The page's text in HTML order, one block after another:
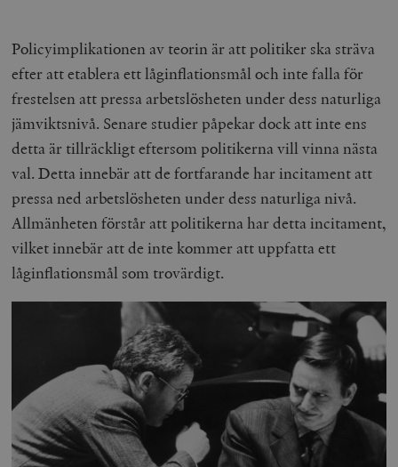
Policyimplikationen av teorin är att politiker ska sträva
efter att etablera ett låginflationsmål och inte falla för
frestelsen att pressa arbetslösheten under dess naturliga
jämviktsnivå. Senare studier påpekar dock att inte ens
detta är tillräckligt eftersom politikerna vill vinna nästa
val. Detta innebär att de fortfarande har incitament att
pressa ned arbetslösheten under dess naturliga nivå.
Allmänheten förstår att politikerna har detta incitament,
vilket innebär att de inte kommer att uppfatta ett
låginflationsmål som trovärdigt.